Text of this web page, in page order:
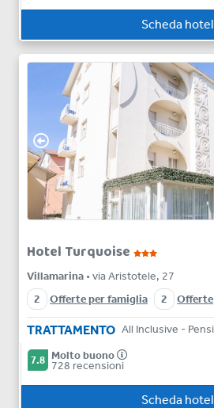
Scheda hotel
Hotel Turquoise
Villamarina • via Aristotele, 27
2
Offerte per famiglia 2 Offerte
TRATTAMENTO
7.8 Molto buono
728 recensioni
Scheda hotel